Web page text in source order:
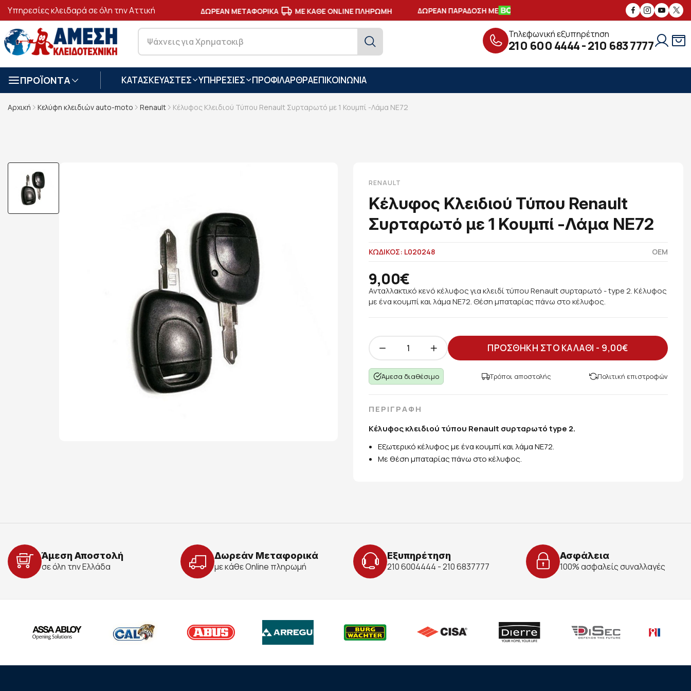
Υπηρεσίες κλειδαρά σε όλη την Αττική
ΑΣΦΑΛΕΙΣ ΣΥΝΑΛΛΑΓΕΣ ΔΩΡΕΑΝ ΜΕΤΑΦΟΡΙΚΑ ΜΕ ΚΑΘΕ ONLINE ΠΛΗΡΩΜΗ ΔΩΡΕΑΝ ΠΑΡΑΔΟΣΗ ΜΕ ΣΥΝΑΛΛΑΓΕΣ
Τηλεφωνική εξυπηρέτηση
210 600 4444-210 683 7777
ΠΡΟΪΟΝΤΑ ΚΑΤΑΣΚΕΥΑΣΤΕΣ ΥΠΗΡΕΣΙΕΣ ΠΡΟΦΙΛΑΡΘΡΑΕΠΙΚΟΙΝΩΝΙΑ
Αρχική Κελύφη κλειδιών auto-moto Renault Κέλυφος Κλειδιού Τύπου Renault Συρταρωτό με 1 Κουμπί -Λάμα NE72
RENAULT
Κέλυφος Κλειδιού Τύπου Renault
Συρταρωτό με 1 Κουμπί -Λάμα NE72
ΚΩΔΙΚΟΣ: L020248 OEM
9,00€
Ανταλλακτικό κενό κέλυφος για κλειδί τύπου Renault συρταρωτό - type 2. Κέλυφος
με ένα κουμπί και λάμα NE72. Θέση μπαταρίας πάνω στο κέλυφος.
ΠΡΟΣΘΗΚΗ ΣΤΟ ΚΑΛΑΘΙ - 9,00€
Άμεσα διαθέσιμο Τρόποι αποστολής Πολιτική επιστροφών
ΠΕΡΙΓΡΑΦΗ
Κέλυφος κλειδιού τύπου Renault συρταρωτό type 2.
Εξωτερικό κέλυφος με ένα κουμπί και λάμα NE72.
Με θέση μπαταρίας πάνω στο κέλυφος.
Άμεση Αποστολή
σε όλη την Ελλάδα
Δωρεάν Μεταφορικά
με κάθε Online πληρωμή
Εξυπηρέτηση
210 6004444 - 210 6837777
Ασφάλεια
100% ασφαλείς συναλλαγές